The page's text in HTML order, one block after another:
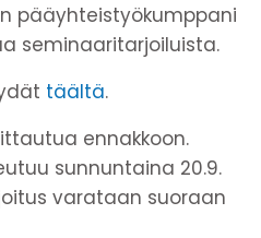
pääyhteistyökumppani
seminaaritarjoiluista.
täältä.
ennakkoon.
sunnuntaina 20.9.
varataan suoraan